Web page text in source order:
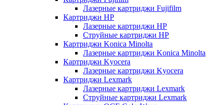
Лазерные картриджи Fujifilm
Картриджи HP
Лазерные картриджи HP
Струйные картриджи HP
Картриджи Konica Minolta
Лазерные картриджи Konica Minolta
Картриджи Kyocera
Лазерные картриджи Kyocera
Картриджи Lexmark
Лазерные картриджи Lexmark
Струйные картриджи Lexmark